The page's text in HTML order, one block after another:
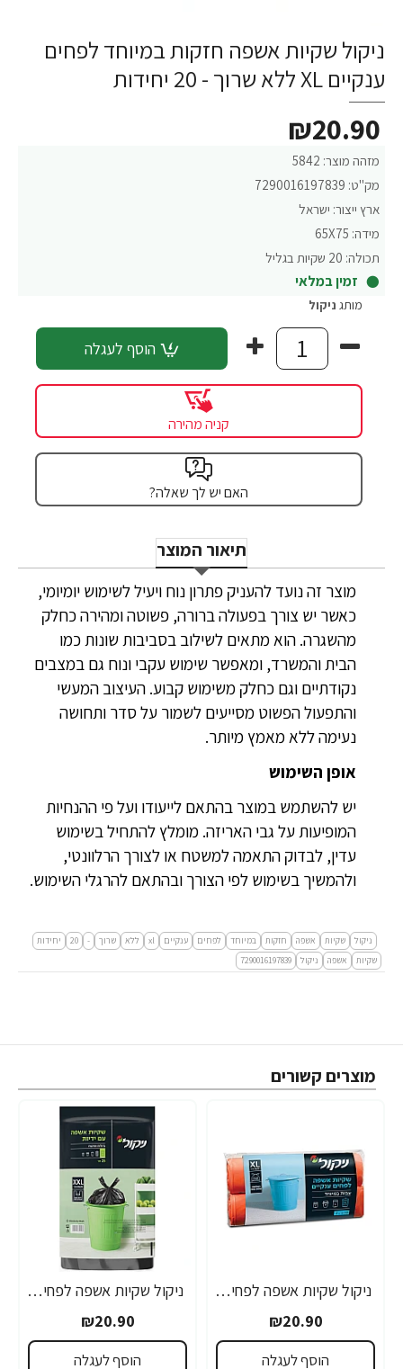
ניקול שקיות אשפה חזקות במיוחד לפחים
ענקיים XL ללא שרוך - 20 יחידות
מזהה מוצר: 5842
מק"ט: 7290016197839
ארץ ייצור: ישראל
מידה: 65X75
תכולה: 20 שקיות בגליל
זמין במלאי
₪20.90
מותג ניקול
הוסף לעגלה
קניה מהירה
האם יש לך שאלה?
תיאור המוצר
מוצר זה נועד להעניק פתרון נוח ויעיל לשימוש יומיומי,
כאשר יש צורך בפעולה ברורה, פשוטה ומהירה כחלק
מהשגרה. הוא מתאים לשילוב בסביבות שונות כמו
הבית והמשרד, ומאפשר שימוש עקבי ונוח גם במצבים
נקודתיים וגם כחלק משימוש קבוע. העיצוב המעשי
והתפעול הפשוט מסייעים לשמור על סדר ותחושה
נעימה ללא מאמץ מיותר.
אופן השימוש
יש להשתמש במוצר בהתאם לייעודו ועל פי ההנחיות
המופיעות על גבי האריזה. מומלץ להתחיל בשימוש
עדין, לבדוק התאמה למשטח או לצורך הרלוונטי,
ולהמשיך בשימוש לפי הצורך ובהתאם להרגלי השימוש.
ניקול שקיות אשפה חזקות במיוחד לפחים ענקיים xl ללא שרוך -
20
יחידות
שקיות
אשפה ניקול 7290016197839
מוצרים קשורים
ניקול שקיות אשפה לפחים ענקיים XL עם שרוך - 20 יחידות
₪20.90
הוסף לעגלה
ניקול שקיות אשפה לפחים ענקיים XXL עם ידיות - 25 יחידות
₪20.90
הוסף לעגלה